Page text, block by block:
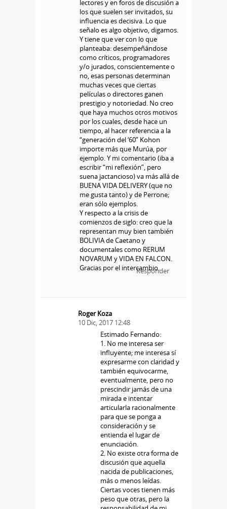
lectores y en foros de discusión a
los que suelen ser invitados, su
influencia es decisiva. Lo que
señalo es algo objetivo, digamos.
Y tiene que ver con lo que
planteaba: desempeñándose
como críticos, programadores
y/o jurados, conscientemente o
no, esas personas determinan
muchas veces que ciertas
películas o directores ganen
prestigio y notoriedad. No creo
que haya muchos otros motivos
por los cuales, desde hace un
tiempo, al hacer referencia a la
“generación del ‘60” Kohon
importe más que Murúa, por
ejemplo. Y mi comentario (iba a
escribir “mi reflexión”, pero
suena jactancioso) va más allá de
BUENA VIDA DELIVERY (que no
me gusta tanto) y de Perrone;
eran sólo ejemplos.
Y respecto a la crisis de
comienzos de siglo: creo que la
representan muy bien también
BOLIVIA de Caetano y
documentales como RERUM
NOVARUM y VIDA EN FALCON.
Gracias por el intercambio.
Responder
Roger Koza
10 Dic, 2017 12:48
Estimado Fernando:
1. No me interesa ser
influyente; me interesa sí
expresarme con claridad y
también equivocarme,
eventualmente, pero no
prescindir jamás de una
mirada e intentar
articularla racionalmente
para que se ponga a
consideración y se
entienda el lugar de
enunciación.
2. No existe otra forma de
discusión que aquella
nacida de publicaciones,
más o menos leídas.
Ciertas voces tienen más
peso que otras, pero la